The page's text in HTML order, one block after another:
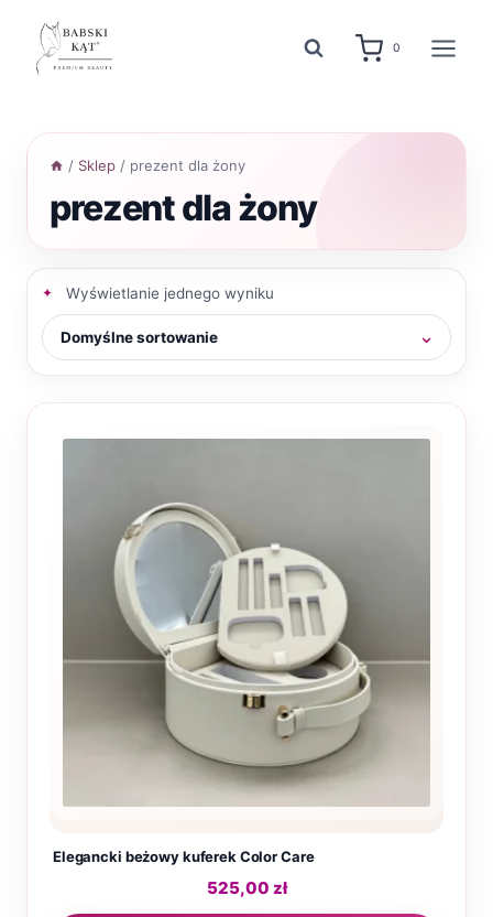
treści
0
/ Sklep / prezent dla żony
prezent dla żony
Wyświetlanie jednego wyniku
Elegancki beżowy kuferek Color Care
525,00 zł